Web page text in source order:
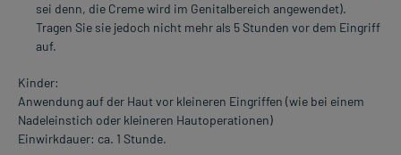
sei denn, die Creme wird im Genitalbereich angewendet).
Tragen Sie sie jedoch nicht mehr als 5 Stunden vor dem Eingriff
auf.
Kinder:
Anwendung auf der Haut vor kleineren Eingriffen (wie bei einem
Nadeleinstich oder kleineren Hautoperationen)
Einwirkdauer: ca. 1 Stunde.